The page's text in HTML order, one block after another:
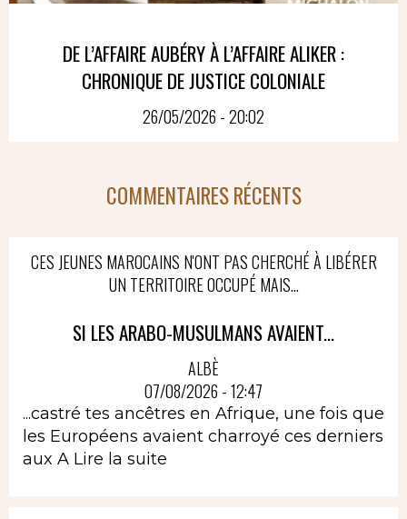
DE L’AFFAIRE AUBÉRY À L’AFFAIRE ALIKER :
CHRONIQUE DE JUSTICE COLONIALE
26/05/2026 - 20:02
COMMENTAIRES RÉCENTS
CES JEUNES MAROCAINS N'ONT PAS CHERCHÉ À LIBÉRER
UN TERRITOIRE OCCUPÉ MAIS...
SI LES ARABO-MUSULMANS AVAIENT...
ALBÈ
07/08/2026 - 12:47
...castré tes ancêtres en Afrique, une fois que
les Européens avaient charroyé ces derniers
aux A Lire la suite